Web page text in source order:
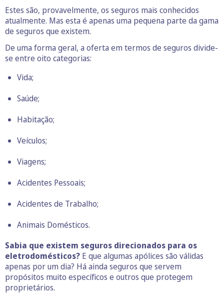
Estes são, provavelmente, os seguros mais conhecidos
atualmente. Mas esta é apenas uma pequena parte da gama
de seguros que existem.
De uma forma geral, a oferta em termos de seguros divide-
se entre oito categorias:
Vida;
Saúde;
Habitação;
Veículos;
Viagens;
Acidentes Pessoais;
Acidentes de Trabalho;
Animais Domésticos.
Sabia que existem seguros direcionados para os
eletrodomésticos? E que algumas apólices são válidas
apenas por um dia? Há ainda seguros que servem
propósitos muito específicos e outros que protegem
proprietários.